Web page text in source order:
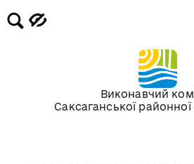
Виконавчий
Саксаганської районної
Засідання
березня 2010 року
Засідання
лютого 2010 року